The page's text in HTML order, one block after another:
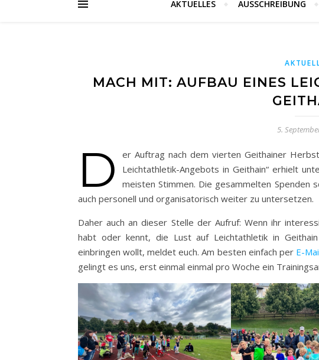
AKTUELLES AUSSCHREIBUNG
MACH MIT: AUFBAU EINES
5.
D
er Auftrag nach dem vierten Geithainer
Leichtathletik-Angebots in Geithain“ erhielt
meisten Stimmen. Die gesammelten Spenden
auch personell und organisatorisch weiter zu untersetzen.
Daher auch an dieser Stelle der Aufruf: Wenn ihr
habt oder kennt, die Lust auf Leichtathletik in
einbringen wollt, meldet euch. Am besten einfach per E-
gelingt es uns, erst einmal einmal pro Woche ein